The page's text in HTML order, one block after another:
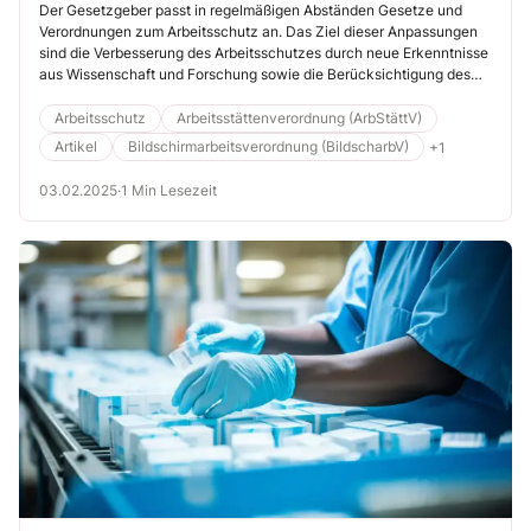
Sie unbedingt beachten
Der Gesetzgeber passt in regelmäßigen Abständen Gesetze und
Verordnungen zum Arbeitsschutz an. Das Ziel dieser Anpassungen
sind die Verbesserung des Arbeitsschutzes durch neue Erkenntnisse
aus Wissenschaft und Forschung sowie die Berücksichtigung des
Praxis daher alle Änderungen in der Gesetzgebung und passen Sie
regelmäßig Ihre Schutzmaßnahmen an, wie es im Folgenden am
Beispiel der „Bildschirmarbeit“ dargestellt wird.
Arbeitsschutz
Arbeitsstättenverordnung (ArbStättV)
Artikel
Bildschirmarbeitsverordnung (BildscharbV) +1
03.02.2025·1 Min Lesezeit